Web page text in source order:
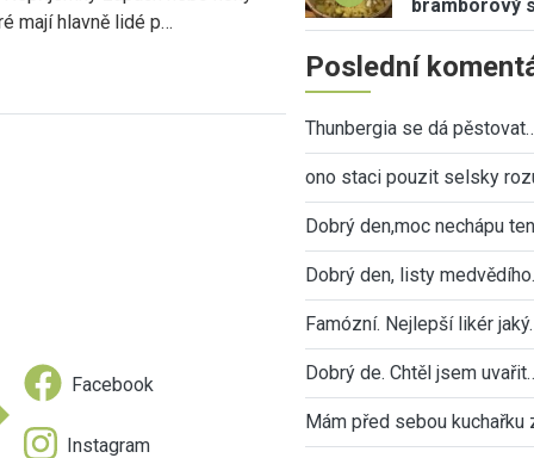
mají hlavně lidé p…
Facebook
Instagram
bramborový
Poslední
Thunbergia se dá
ono staci pouzit selsky
Dobrý den,moc nechápu
Dobrý den, listy
Famózní. Nejlepší likér
Dobrý de. Chtěl jsem
Mám před sebou kuchařku